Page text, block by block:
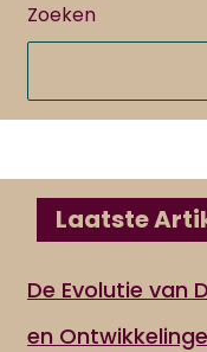
Zoeken
Laatste
De Evolutie van
en